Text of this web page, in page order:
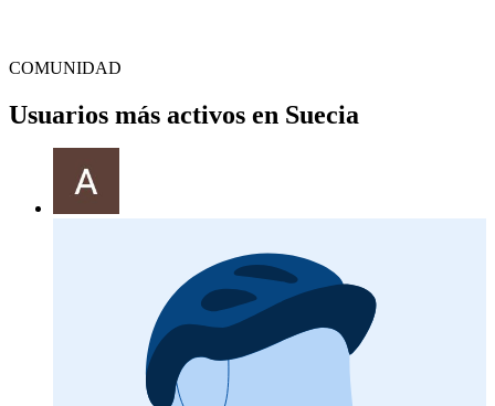
COMUNIDAD
Usuarios más activos en Suecia